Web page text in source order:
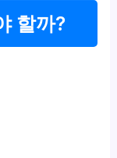
할까?